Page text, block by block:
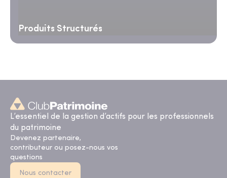
Produits Structurés
L’essentiel de la gestion d’actifs pour les professionnels
du patrimoine
Devenez partenaire,
contributeur ou posez-nous vos
questions
Nous contacter